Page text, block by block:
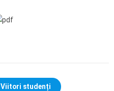
Viitori studenți